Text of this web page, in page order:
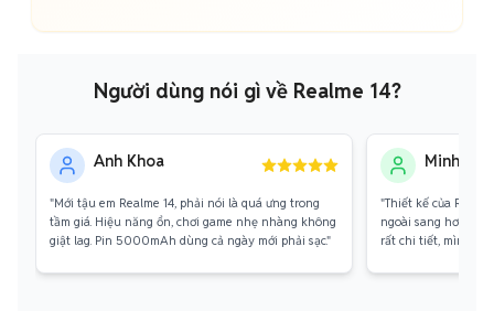
Người dùng nói gì về Realme 14?
Anh Khoa
"Mới tậu em Realme 14, phải nói là quá ưng trong
tầm giá. Hiệu năng ổn, chơi game nhẹ nhàng không
giật lag. Pin 5000mAh dùng cả ngày mới phải sạc."
Minh Thư
"Thiết kế của
ngoài sang hơn
rất chi tiết, mình rất